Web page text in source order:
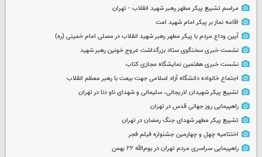
مراسم تشییع پیکر مطهر رهبر شهید انقلاب - تهران
اقامه نماز بر پیکر امام شهید امت
آیین وداع مردم با پیکر مطهر رهبر شهید انقلاب در مصلی امام خمینی (ره)
نشست خبری سخنگوی ستاد بزرگداشت عروج خونین رهبر شهید
نشست خبری هفتمین نمایشگاه مجازی کتاب
اجتماع خانواده دانشگاه آزاد اسلامی جهت بیعت با رهبر معظم انقلاب
تشییع پیکر شهیدان لاریجانی، سلیمانی و شهدای ناو دنا در تهران
راهپیمایی روز جهانی قدس در تهران
تشییع پیکر مطهر شهدای جنگ رمضان در تهران
اختتامیه چهل و چهارمین جشنواره فیلم فجر
راهپیمایی سراسری مردم تهران در یوم‌الله ۲۲ بهمن